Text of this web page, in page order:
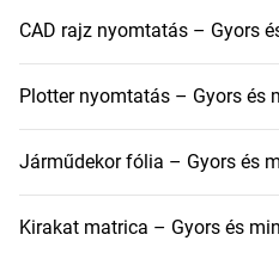
CAD rajz nyomtatás – Gyors
Plotter nyomtatás – Gyors és
Járműdekor fólia – Gyors és
Kirakat matrica – Gyors és